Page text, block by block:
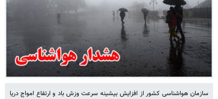
سازمان هواشناسی کشور از افزایش بیشینه سرعت وزش باد و ارتفاع امواج دریا